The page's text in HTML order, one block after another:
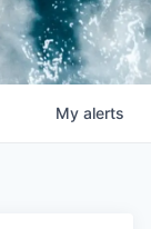
My alerts